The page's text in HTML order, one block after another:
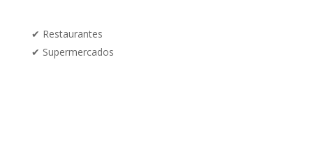
✔ Restaurantes
✔ Supermercados